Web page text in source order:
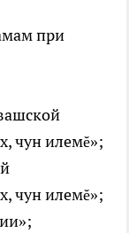
при
чун илемĕ»;
чун илемĕ»;